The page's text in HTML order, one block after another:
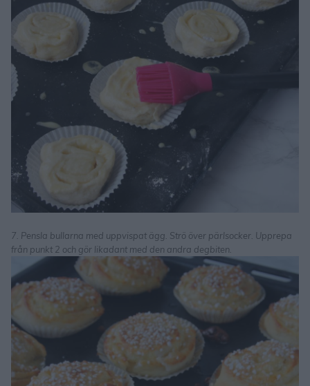
7. Pensla bullarna med uppvispat ägg. Strö över pärlsocker. Upprepa
från punkt 2 och gör likadant med den andra degbiten.